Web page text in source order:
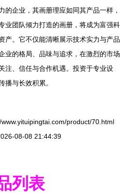
的企业，其画册理应如同其产品一样，
业团队倾力打造的画册，将成为富强科
产。它不仅能清晰展示技术实力与产品
业的格局、品味与追求，在激烈的市场
注、信任与合作机遇。投资于专业设
播与长效积累。
product/70.html
08-08 21:44:39
列表